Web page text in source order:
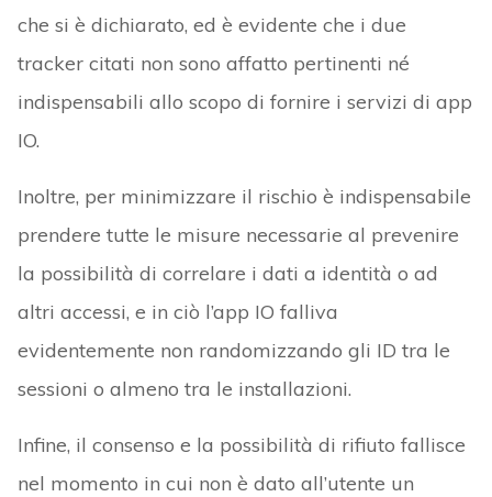
che si è dichiarato, ed è evidente che i due
tracker citati non sono affatto pertinenti né
indispensabili allo scopo di fornire i servizi di app
IO.
Inoltre, per minimizzare il rischio è indispensabile
prendere tutte le misure necessarie al prevenire
la possibilità di correlare i dati a identità o ad
altri accessi, e in ciò l’app IO falliva
evidentemente non randomizzando gli ID tra le
sessioni o almeno tra le installazioni.
Infine, il consenso e la possibilità di rifiuto fallisce
nel momento in cui non è dato all’utente un